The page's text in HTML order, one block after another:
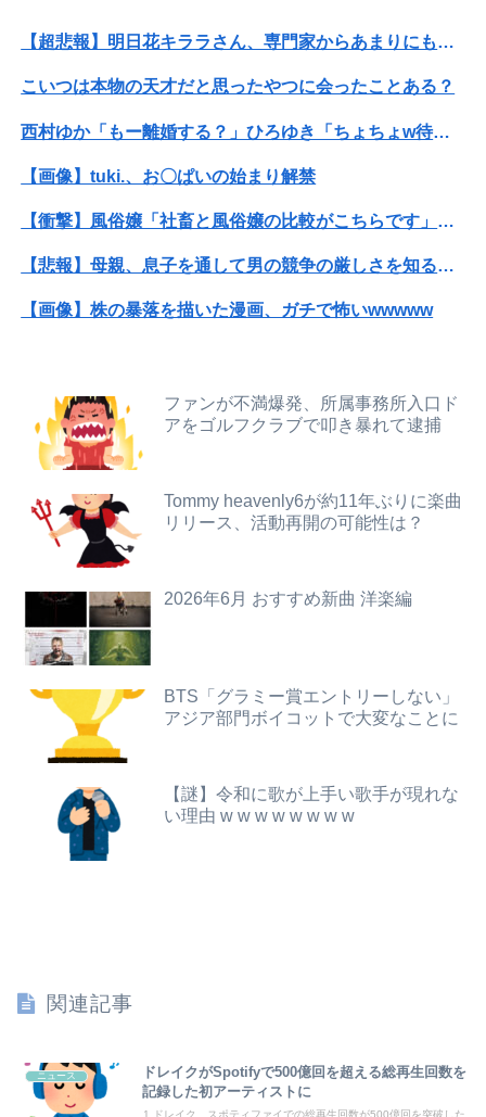
転校生と仲良くなってその子の家に遊びに行ったら私が小さい頃に撮った写真があった
【画像】日焼け口リの締まったお尻っていいよね！ｗｗｗｗｗ
あはっ、あはっ、SAOⅡの設定Ⅵ打って負けちゃった…
日本とアメリカが戦争してたと思うと感慨深いよな
こいつは本物の天才だと思ったやつに会ったことある？
【画像】女の子「ママー！ちいかわシール貼ったよー！」→母親の心をざわつかせてしまうｗｗｗｗ
【画像】tuki.、お〇ぱいの始まり解禁
【衝撃】風俗嬢「社畜と風俗嬢の比較がこちらです」←社畜ブチギレｗｗｗｗｗｗｗｗwwww
【超悲報】明日花キララさん、専門家からあまりにも非情な一言を告げられる
こいつは本物の天才だと思ったやつに会ったことある？
西村ゆか「もー離婚する？」ひろゆき「ちょちょw待ってくださいよー」←これさぁ
【画像】tuki.、お〇ぱいの始まり解禁
【衝撃】風俗嬢「社畜と風俗嬢の比較がこちらです」←社畜ブチギレｗｗｗｗｗｗｗｗwwww
【悲報】母親、息子を通して男の競争の厳しさを知るｗｗｗｗ
【画像】株の暴落を描いた漫画、ガチで怖いwwwww
【画像】女さん「貧乳だから男水着で市民プールいったら周りがコソコソしだしてやばいwwwwwwww」5万いいね
【画像】ミスヤングチャンピオン2026のボーイッシュお胸ｗｗｗｗｗｗｗｗｗｗｗｗｗｗｗｗｗｗｗｗ
【九州名物】鶏刺し食べた医師、全身麻痺へ…「死んだほうが良かった」
【悲報】 同人作家さん「夏コミで定規グッズ出します！」→日本に「インチ表記の定規は販売禁止」という法令があり頒布中止に
【画像】日焼け口リの締まったお尻っていいよね！ｗｗｗｗｗ
ファンが不満爆発、所属事務所入口ド
アをゴルフクラブで叩き暴れて逮捕
Tommy heavenly6が約11年ぶりに楽曲
リリース、活動再開の可能性は？
2026年6月 おすすめ新曲 洋楽編
BTS「グラミー賞エントリーしない」
アジア部門ボイコットで大変なことに
【謎】令和に歌が上手い歌手が現れな
い理由 w w w w w w w w
関連記事
ニュース
ドレイクがSpotifyで500億回を超える総再生回数を
記録した初アーティストに
1 ドレイク、スポティファイでの総再生回数が500億回を突破した